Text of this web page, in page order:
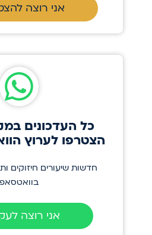
אני רוצה
כל העדכונים
הצטרפו לערוץ
חדשות שיעורים חיזוקים
בוואטסאפ
אני רוצה